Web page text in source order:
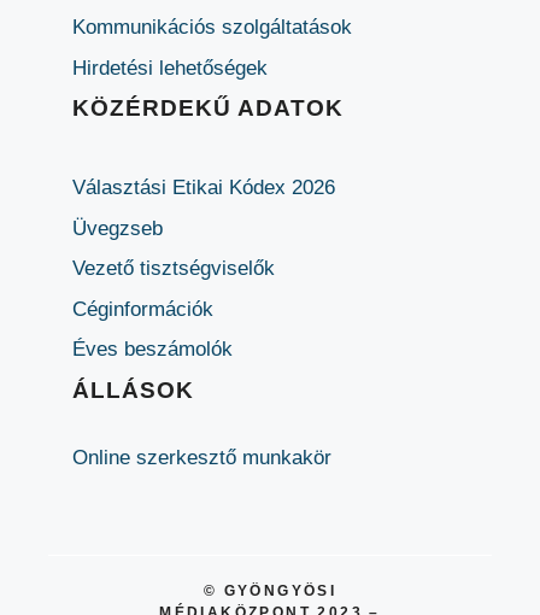
Kommunikációs szolgáltatások
Hirdetési lehetőségek
KÖZÉRDEKŰ ADATOK
Választási Etikai Kódex 2026
Üvegzseb
Vezető tisztségviselők
Céginformációk
Éves beszámolók
ÁLLÁSOK
Online szerkesztő munkakör
© GYÖNGYÖSI